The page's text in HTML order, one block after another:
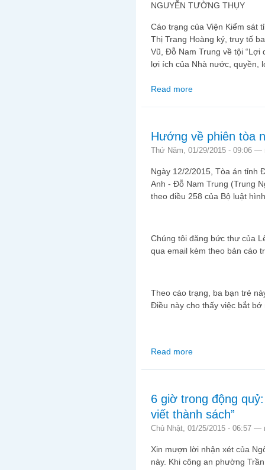
NGUYỄN TƯỜNG THỤY
Cáo trạng của Viện Kiểm sát
Thị Trang Hoàng ký, truy tố
Vũ, Đỗ Nam Trung về tội
lợi ích của Nhà nước, quyền,
Read more
Hướng về phiên tòa
Thứ Năm, 01/29/2015 - 09:06 —
Ngày 12/2/2015, Tòa án tỉnh
Anh - Đỗ Nam Trung (Trung
theo điều 258 của Bộ luật
Chúng tôi đăng bức thư của
qua email kèm theo bản cáo
Theo cáo trạng, ba bạn trẻ
Điều này cho thấy việc bắt
Read more
6 giờ trong động
viết thành sách”
Chủ Nhật, 01/25/2015 - 06:57 —
Xin mượn lời nhận xét của
này. Khi công an phường